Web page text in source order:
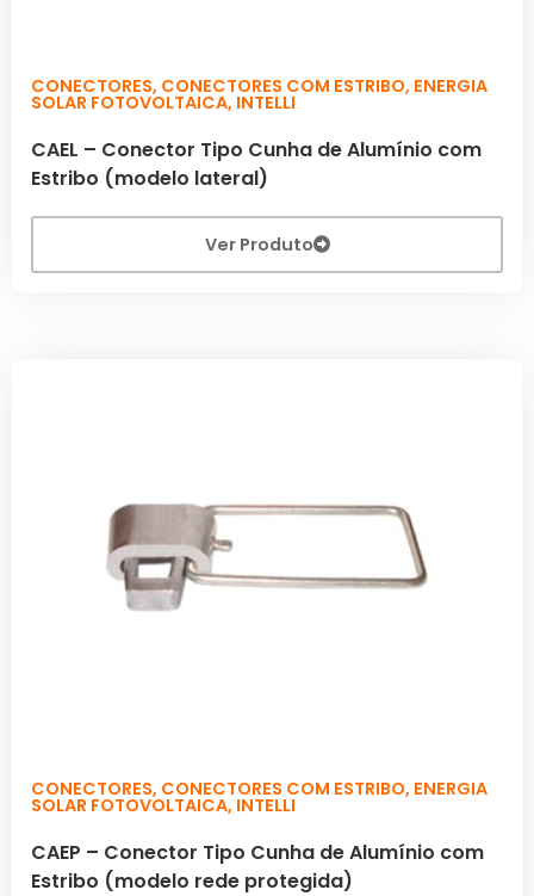
CONECTORES, CONECTORES COM ESTRIBO, ENERGIA
SOLAR FOTOVOLTAICA, INTELLI
CAEL – Conector Tipo Cunha de Alumínio com
Estribo (modelo lateral)
Ver Produto
CONECTORES, CONECTORES COM ESTRIBO, ENERGIA
SOLAR FOTOVOLTAICA, INTELLI
CAEP – Conector Tipo Cunha de Alumínio com
Estribo (modelo rede protegida)